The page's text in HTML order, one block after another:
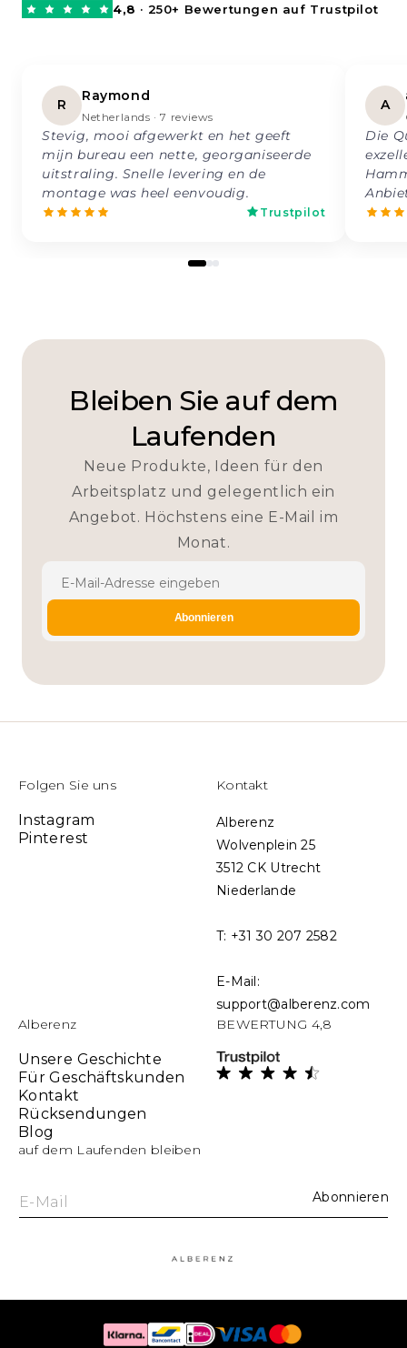
4,8 · 250+ Bewertungen auf Trustpilot
R
Raymond
Netherlands · 7 reviews
Stevig, mooi afgewerkt en het geeft
mijn bureau een nette, georganiseerde
uitstraling. Snelle levering en de
montage was heel eenvoudig.
Trustpilot
A
Die
Bleiben Sie auf dem
Laufenden
Neue Produkte, Ideen für den
Arbeitsplatz und gelegentlich ein
Angebot. Höchstens eine E-Mail im
Monat.
E-Mail-Adresse eingeben
Abonnieren
Folgen Sie uns
Instagram
Pinterest
Alberenz
Unsere Geschichte
Für Geschäftskunden
Kontakt
Rücksendungen
Blog
Kontakt
Alberenz
Wolvenplein 25
3512 CK Utrecht
Niederlande
T: +31 30 207 2582
E-Mail:
support@alberenz.com
auf dem Laufenden bleiben
E-Mail Abonnieren
BEWERTUNG 4,8